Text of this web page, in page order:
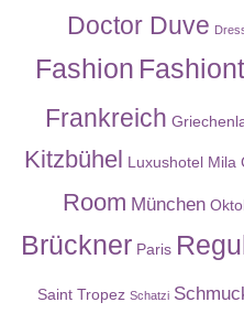
Doctor Duve
Fashion
Frankreich
Kitzbühel Luxushotel Mila
Room München
Brückner Paris
Saint Tropez Schatzi